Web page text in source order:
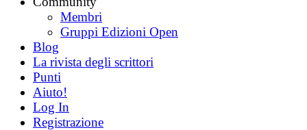
Membri
Gruppi Edizioni Open
Blog
La rivista degli scrittori
Punti
Aiuto!
Log In
Registrazione